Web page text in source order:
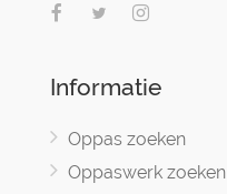
Informatie
Oppas zoeken
Oppaswerk zoeken